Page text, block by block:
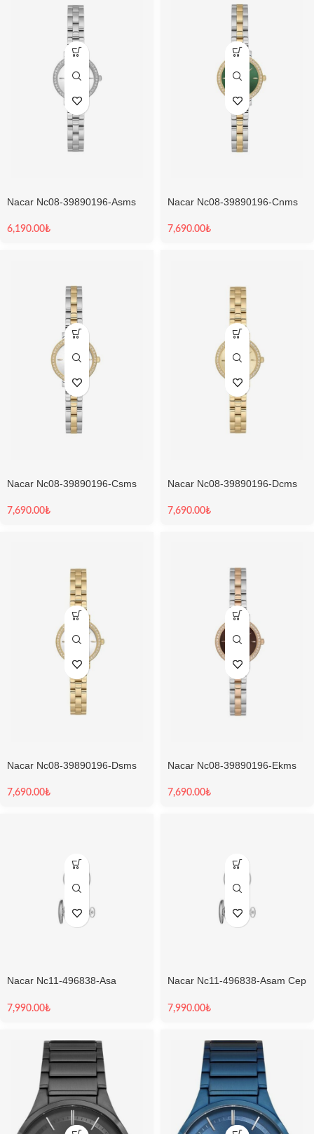
Nacar Nc08-39890196-Asms
6,190.00₺
Nacar Nc08-39890196-Cnms
7,690.00₺
Nacar Nc08-39890196-Csms
7,690.00₺
Nacar Nc08-39890196-Dcms
7,690.00₺
Nacar Nc08-39890196-Dsms
7,690.00₺
Nacar Nc08-39890196-Ekms
7,690.00₺
Nacar Nc11-496838-Asa
7,990.00₺
Nacar Nc11-496838-Asam Cep
7,990.00₺